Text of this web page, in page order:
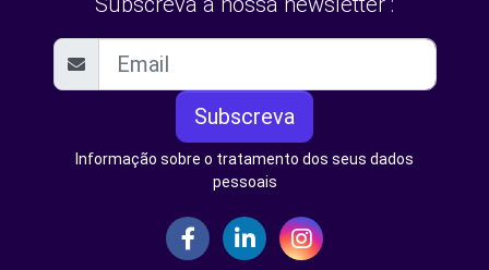
Subscreva
Informação sobre o tratamento dos seus dados
pessoais